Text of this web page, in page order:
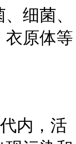
细菌、
衣原体等
内，活